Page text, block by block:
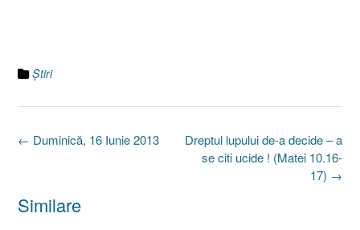
Ştiri
Post
Dreptul lupului de-a decide – a
se citi ucide ! (Matei 10.16-
17) →
← Duminică, 16 Iunie 2013
Similare